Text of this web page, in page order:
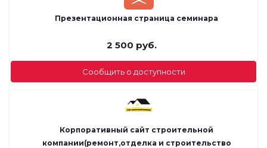
Презентационная страница семинара
2 500 руб.
Сообщить о доступности
Корпоративный сайт строительной
компании(ремонт,отделка и строительство